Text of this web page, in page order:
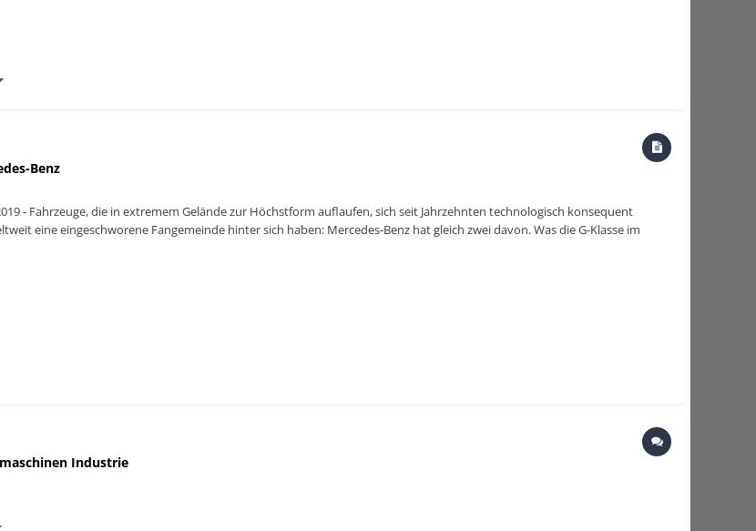
Benz
- Fahrzeuge, die in extremem Gelände zur Höchstform auflaufen, sich seit Jahrzehnten technologisch konsequent
eine eingeschworene Fangemeinde hinter sich haben: Mercedes-Benz hat gleich zwei davon. Was die G-Klasse im
Industrie